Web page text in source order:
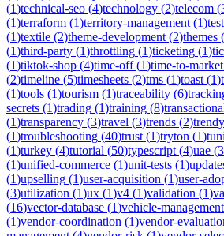
(1)technical-seo (4)technology (2)telecom (
(1)terraform (1)territory-management (1)
(1)textile (2)theme-development (2)themes (
(1)third-party (1)throttling (1)ticketing (1)
(1)tiktok-shop (4)time-off(1)time-to-market
(2)timeline (5)timesheets (2)tms (1)toast (1)
(1)tools (1)tourism (1)traceability (6)
secrets (1)trading (1)training (8)
(1)transparency (3)travel (3)trends (2)
(1)troubleshooting (40)trust (1)tryton (1)
(1)turkey (4)tutorial (50)typescript (4)uae (3
(1)unified-commerce (1)unit-tests (1)
(1)upselling (1)user-acquisition (1)user-
(3)utilization (1)ux (1)v4 (1)validation (1)
(16)vector-database (1)vehicle-management
(1)vendor-coordination (1)vendor-